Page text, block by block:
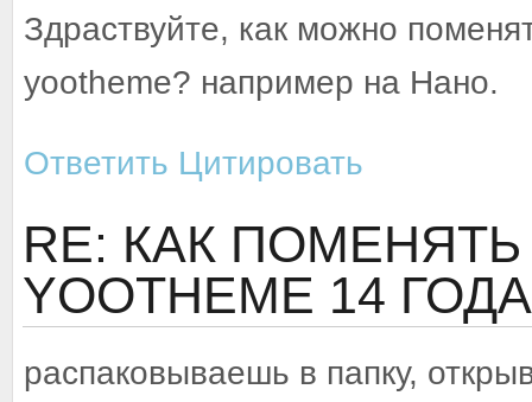
Здраствуйте, как можно
yootheme? например на Нано.
Ответить Цитировать
RE: КАК
YOOTHEME 14
распаковываешь в папку,